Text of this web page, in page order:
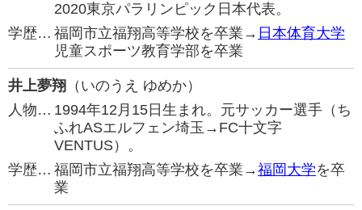
2020東京パラリンピック日本代表。
学歴… 福岡市立福翔高等学校を卒業→ 日本体育大学
児童スポーツ教育学部を卒業
井上夢翔 （いのうえ ゆめか）
人物… 1994年12月15日生まれ。元サッカー選手（ち
ふれASエルフェン埼玉→FC十文字
VENTUS）。
学歴… 福岡市立福翔高等学校を卒業→福岡大学を卒
業